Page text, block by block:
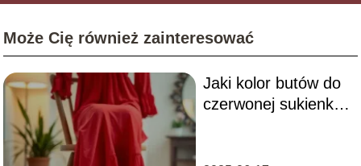
Może Cię również zainteresować
Jaki kolor butów do
czerwonej sukienki?